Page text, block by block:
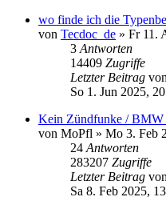
wo finde ich die
von Tecdoc_de » Fr 11.
3 Antworten
14409 Zugriffe
Letzter Beitrag von
So 1. Jun 2025,
Kein Zündfunke /
von MoPfl » Mo 3. Feb
24 Antworten
283207 Zugriffe
Letzter Beitrag von
Sa 8. Feb 2025,